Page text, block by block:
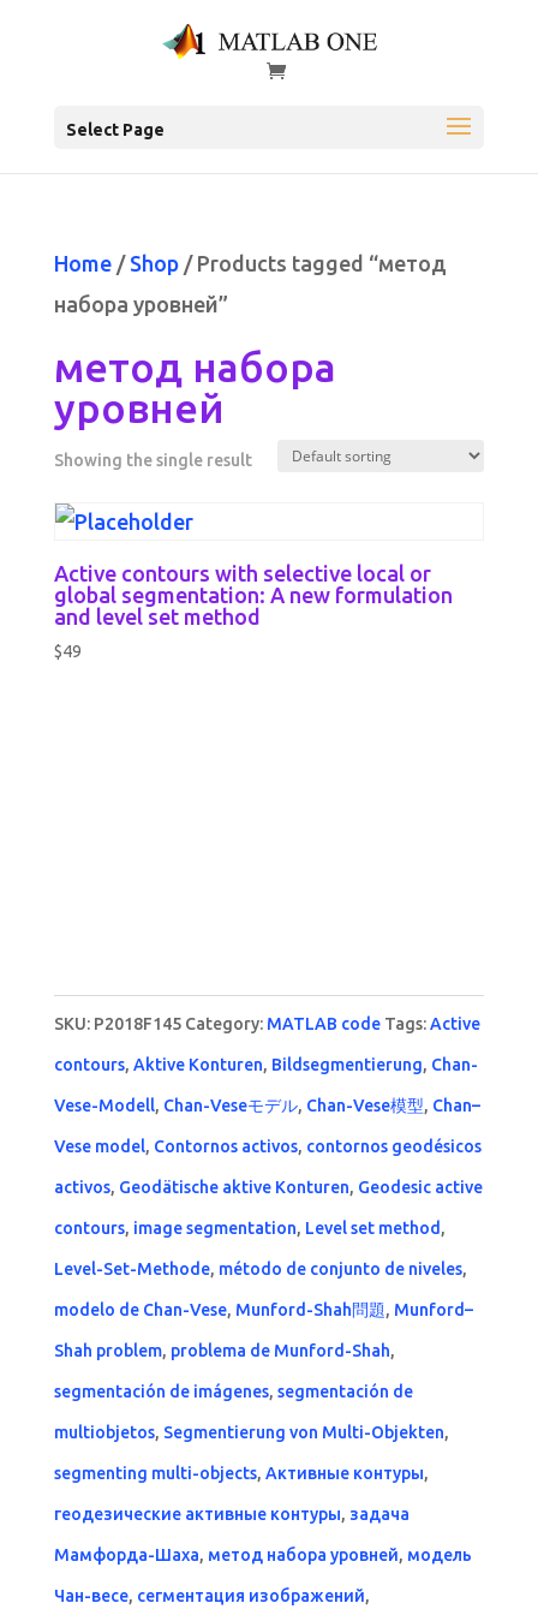
Select Page
Home/ Shop/ Products tagged “метод
набора уровней”
метод набора
уровней
Showing the single result
Active contours with selective local or
global segmentation: A new formulation
and level set method
$49
SKU: P2018F145 Category: MATLAB code Tags:Active
contours, Aktive Konturen, Bildsegmentierung, Chan-
Vese-Modell, Chan-Veseモデル, Chan-Vese模型, Chan–
Vese model, Contornos activos, contornos geodésicos
activos, Geodätische aktive Konturen, Geodesic active
contours, image segmentation, Level set method ,
Level-Set-Methode, método de conjunto de niveles,
modelo de Chan-Vese, Munford-Shah問題, Munford–
Shah problem, problema de Munford-Shah,
segmentación de imágenes, segmentación de
multiobjetos, Segmentierung von Multi-Objekten,
segmenting multi-objects, Активные контуры,
геодезические активные контуры, задача
Мамфорда-Шаха, метод набора уровней, модель
Чан-весе, сегментация изображений,